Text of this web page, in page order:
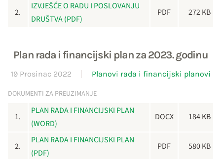
2.
IZVJEŠĆE O RADU I POSLOVANJU
DRUŠTVA (PDF)
PDF 272 KB
Plan rada i financijski plan za 2023. godinu
19 Prosinac 2022 Planovi rada i financijski planovi
DOKUMENTI ZA PREUZIMANJE
1.
PLAN RADA I FINANCIJSKI PLAN
(WORD)
DOCX 184 KB
2.
PLAN RADA I FINANCIJSKI PLAN
(PDF)
PDF 580 KB